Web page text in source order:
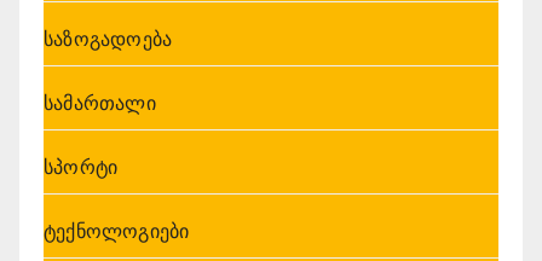
საზოგადოება
სამართალი
სპორტი
ტექნოლოგიები